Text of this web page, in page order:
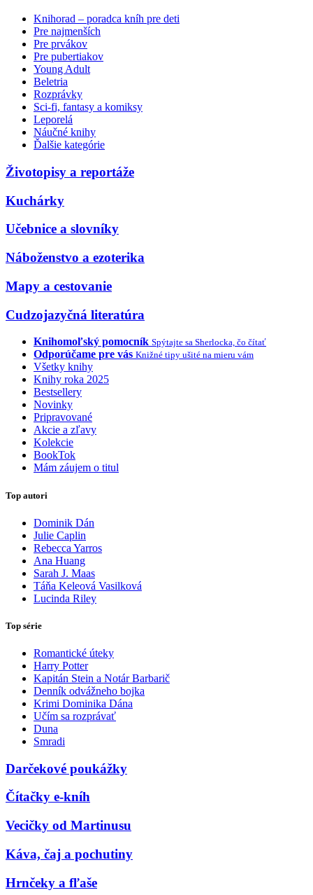
Knihorad – poradca kníh pre deti
Pre najmenších
Pre prvákov
Pre pubertiakov
Young Adult
Beletria
Rozprávky
Sci-fi, fantasy a komiksy
Leporelá
Náučné knihy
Ďalšie kategórie
Životopisy a reportáže
Kuchárky
Učebnice a slovníky
Náboženstvo a ezoterika
Mapy a cestovanie
Cudzojazyčná literatúra
Knihomoľský pomocník Spýtajte sa Sherlocka, čo čítať
Odporúčame pre vás Knižné tipy ušité na mieru vám
Všetky knihy
Knihy roka 2025
Bestsellery
Novinky
Pripravované
Akcie a zľavy
Kolekcie
BookTok
Mám záujem o titul
Top autori
Dominik Dán
Julie Caplin
Rebecca Yarros
Ana Huang
Sarah J. Maas
Táňa Keleová Vasilková
Lucinda Riley
Top série
Romantické úteky
Harry Potter
Kapitán Stein a Notár Barbarič
Denník odvážneho bojka
Krimi Dominika Dána
Učím sa rozprávať
Duna
Smradi
Darčekové poukážky
Čítačky e-kníh
Vecičky od Martinusu
Káva, čaj a pochutiny
Hrnčeky a fľaše